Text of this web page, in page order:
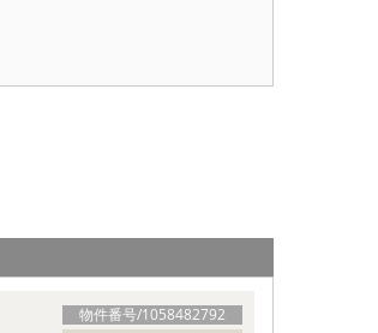
物件番号/1058482792